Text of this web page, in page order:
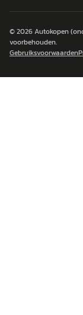
© 2026Autokopen
voorbehouden.
Gebruiksvoorwaarden